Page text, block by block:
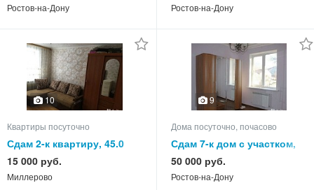
Ростов-на-Дону Ростов-на-Дону
10
Квартиры посуточно
Сдам 2-к квартиру, 45.0
кв.м, этаж 1 из 5
15 000 руб.
Миллерово
9
Дома посуточно, почасово
Сдам 7-к дом с участком,
250.0 кв.м, этажей 2
50 000 руб.
Ростов-на-Дону